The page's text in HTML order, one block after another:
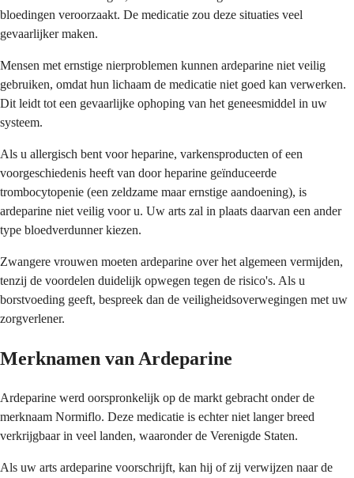
bloedingen veroorzaakt. De medicatie zou deze situaties veel
gevaarlijker maken.
Mensen met ernstige nierproblemen kunnen ardeparine niet veilig
gebruiken, omdat hun lichaam de medicatie niet goed kan verwerken.
Dit leidt tot een gevaarlijke ophoping van het geneesmiddel in uw
systeem.
Als u allergisch bent voor heparine, varkensproducten of een
voorgeschiedenis heeft van door heparine geïnduceerde
trombocytopenie (een zeldzame maar ernstige aandoening), is
ardeparine niet veilig voor u. Uw arts zal in plaats daarvan een ander
type bloedverdunner kiezen.
Zwangere vrouwen moeten ardeparine over het algemeen vermijden,
tenzij de voordelen duidelijk opwegen tegen de risico's. Als u
borstvoeding geeft, bespreek dan de veiligheidsoverwegingen met uw
zorgverlener.
Merknamen van Ardeparine
Ardeparine werd oorspronkelijk op de markt gebracht onder de
merknaam Normiflo. Deze medicatie is echter niet langer breed
verkrijgbaar in veel landen, waaronder de Verenigde Staten.
Als uw arts ardeparine voorschrijft, kan hij of zij verwijzen naar de